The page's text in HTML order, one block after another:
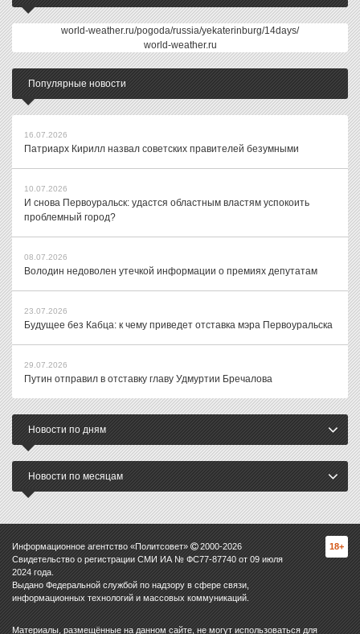
world-weather.ru/pogoda/russia/yekaterinburg/14days/
world-weather.ru
Популярные новости
16.07.2026
Патриарх Кирилл назвал советских правителей безумными
10.07.2026
И снова Первоуральск: удастся областным властям успокоить
проблемный город?
08.07.2026
Володин недоволен утечкой информации о премиях депутатам
23.07.2026
Будущее без Кабца: к чему приведет отставка мэра Первоуральска
29.07.2026
Путин отправил в отставку главу Удмуртии Бречалова
Новости по дням
Новости по месяцам
Информационное агентство «Политсовет» 2000-2026
Свидетельство о регистрации СМИ ИА № ФС77-87740 от 09 июля
2024 года.
Выдано Федеральной службой по надзору в сфере связи,
информационных технологий и массовых коммуникаций.
18+
Материалы, размещённые на данном сайте, не могут использоваться для